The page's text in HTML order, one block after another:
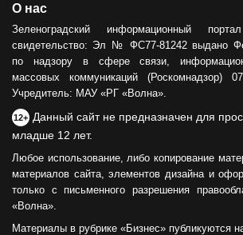
О нас
Зеленоградский информационный
свидетельство: Эл № ФС77-81242 выдано
по надзору в сфере связи,
массовых коммуникаций (Роскомнадзор)
Учредитель: МАУ «РГ «Волна».
12+ Данный сайт не предназначен для
младше 12 лет.
Любое использование, либо копирование
материалов сайта, элементов дизайна и
только с письменного разрешения
«Волна».
Материалы в рубрике «Бизнес» публикуются